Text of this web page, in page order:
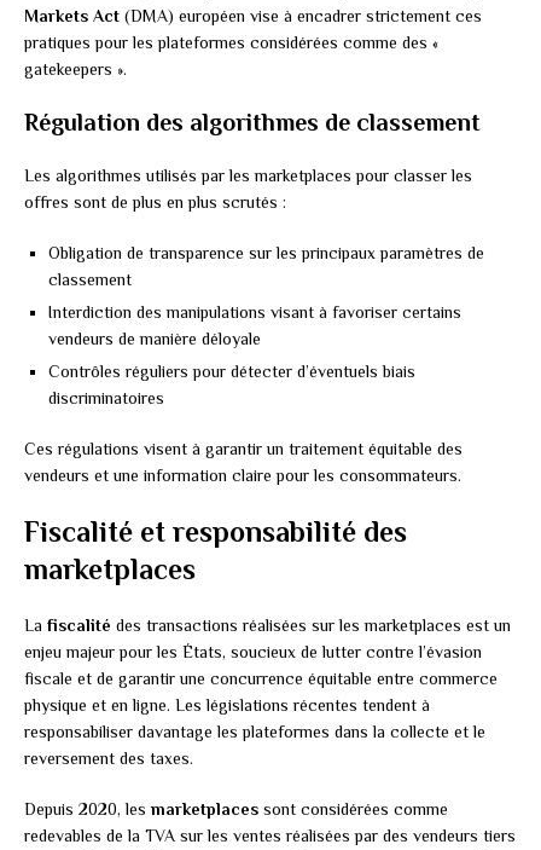
Markets Act (DMA) européen vise à encadrer strictement ces
pratiques pour les plateformes considérées comme des «
gatekeepers ».
Régulation des algorithmes de classement
Les algorithmes utilisés par les marketplaces pour classer les
offres sont de plus en plus scrutés :
Obligation de transparence sur les principaux paramètres de
classement
Interdiction des manipulations visant à favoriser certains
vendeurs de manière déloyale
Contrôles réguliers pour détecter d’éventuels biais
discriminatoires
Ces régulations visent à garantir un traitement équitable des
vendeurs et une information claire pour les consommateurs.
Fiscalité et responsabilité des
marketplaces
La fiscalité des transactions réalisées sur les marketplaces est un
enjeu majeur pour les États, soucieux de lutter contre l’évasion
fiscale et de garantir une concurrence équitable entre commerce
physique et en ligne. Les législations récentes tendent à
responsabiliser davantage les plateformes dans la collecte et le
reversement des taxes.
Depuis 2020, les marketplaces sont considérées comme
redevables de la TVA sur les ventes réalisées par des vendeurs tiers